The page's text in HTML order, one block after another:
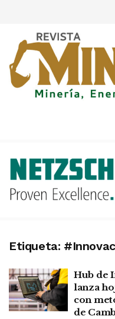
Etiqueta:
Hub de
lanza
con
de